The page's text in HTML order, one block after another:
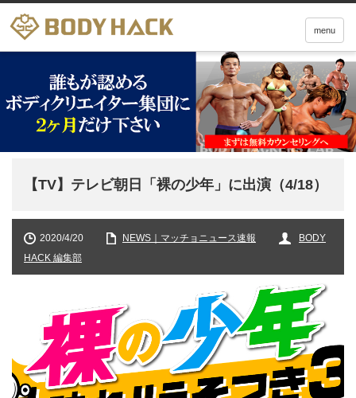
menu
【TV】テレビ朝日「裸の少年」に出演（4/18）
2020/4/20 NEWS｜マッチョニュース速報
BODY
HACK 編集部